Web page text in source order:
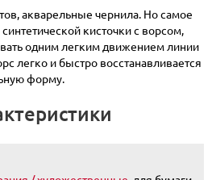
акварельные чернила. Но самое
кисточки с ворсом,
одним легким движением линии
легко и быстро восстанавливается
форму.